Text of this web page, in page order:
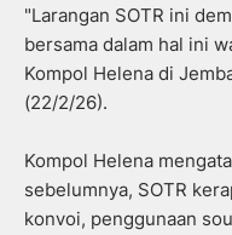
"Larangan SOTR ini
bersama dalam hal ini
Kompol Helena di
(22/2/26).
Kompol Helena
sebelumnya, SOTR
konvoi, penggunaan